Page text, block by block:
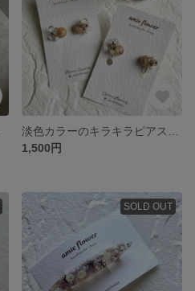
1,500円
SOLD OUT